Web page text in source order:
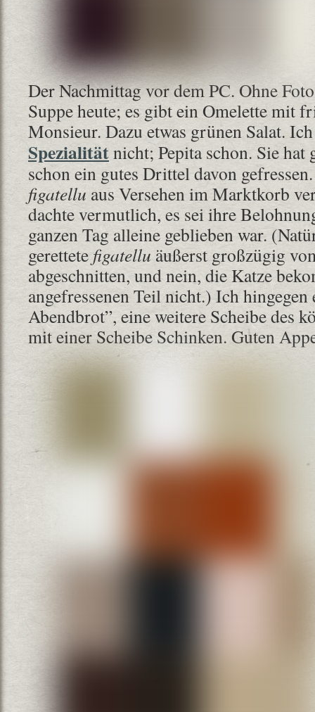
Der Nachmittag vor dem PC. Ohne
Suppe heute; es gibt ein Omelette mit
Monsieur. Dazu etwas grünen Salat.
Spezialitätnicht; Pepita schon. Sie
schon ein gutes Drittel davon
figatellu aus Versehen im Marktkorb
dachte vermutlich, es sei ihre
ganzen Tag alleine geblieben war.
gerettete figatellu äußerst großzügig
abgeschnitten, und nein, die Katze
angefressenen Teil nicht.) Ich hingegen
Abendbrot”, eine weitere Scheibe des
mit einer Scheibe Schinken. Guten